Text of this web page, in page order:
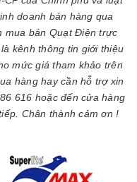
doanh bán hàng qua
mua bán Quạt Điện trực
kênh thông tin giới thiệu
mức giá tham khảo trên
hàng hay cần hỗ trợ xin
616 hoặc đến cửa hàng
Chân thành cảm ơn !